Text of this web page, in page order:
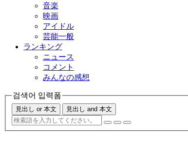
音楽
映画
アイドル
芸能一般
ランキング
ニュース
コメント
みんなの感想
검색어 입력폼
見出し or 本文 見出し and 本文